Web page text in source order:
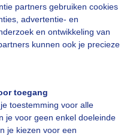
partners gebruiken cookies
advertentie- en
en ontwikkeling van
kunnen ook je precieze
toegang
toestemming voor alle
je voor geen enkel doeleinde
je kiezen voor een